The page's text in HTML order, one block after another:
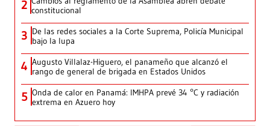
2 constitucional
3 De las redes sociales a la Corte Suprema, Policía Municipal
bajo la lupa
4 Augusto Villalaz-Higuero, el panameño que alcanzó el
rango de general de brigada en Estados Unidos
5 Onda de calor en Panamá: IMHPA prevé 34 °C y radiación
extrema en Azuero hoy